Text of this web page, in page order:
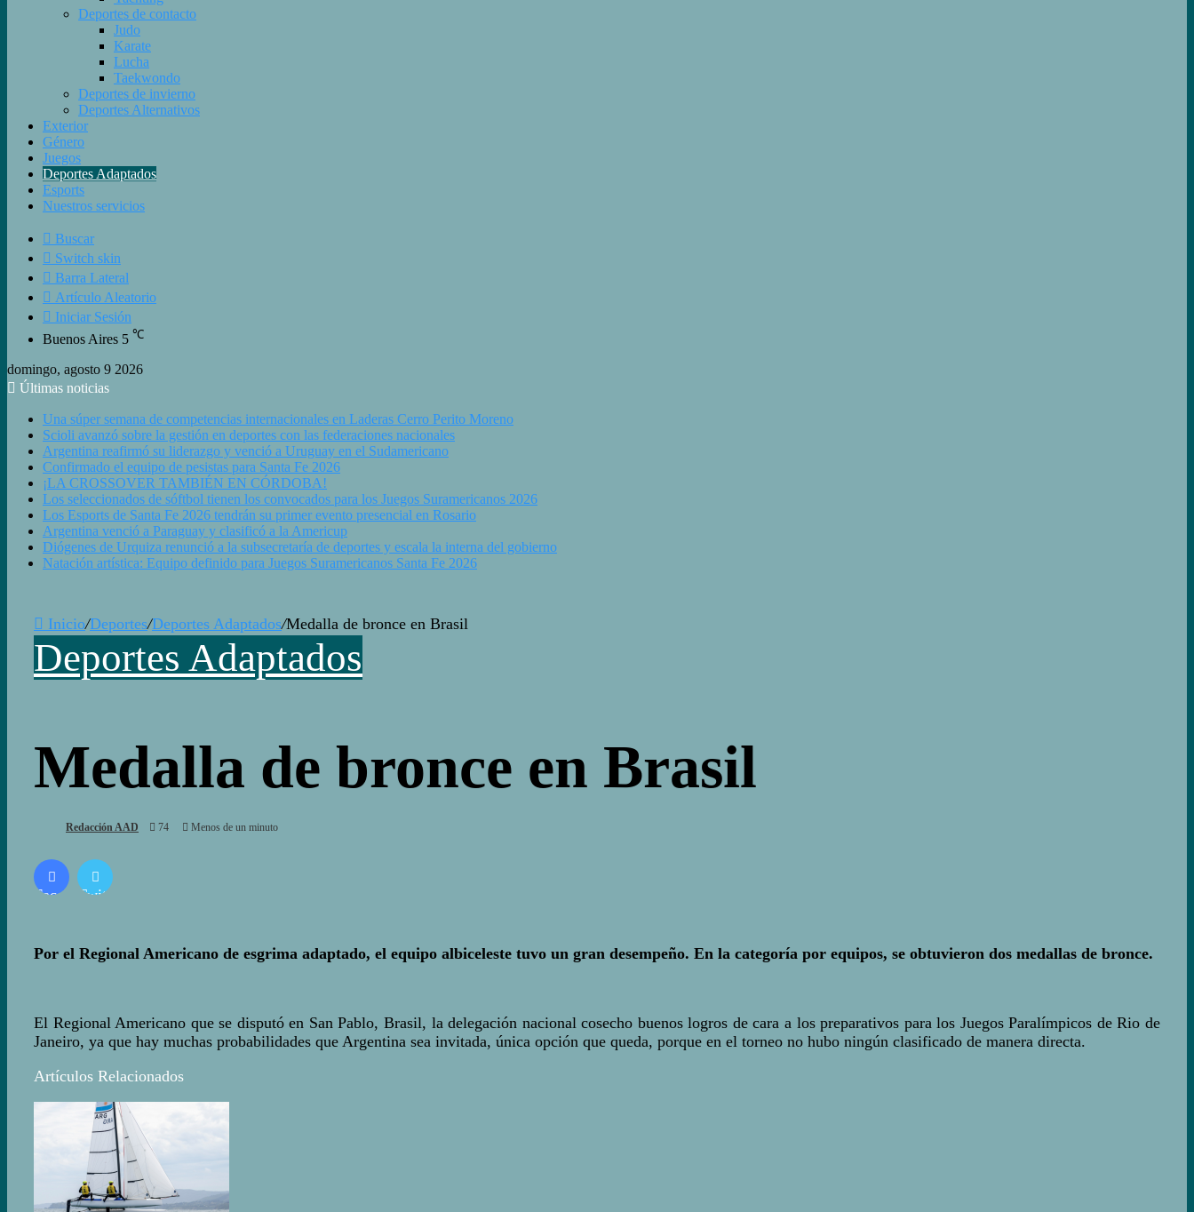
Deportes de contacto
Judo
Karate
Lucha
Taekwondo
Deportes de invierno
Deportes Alternativos
Exterior
Género
Juegos
Deportes Adaptados
Esports
Nuestros servicios
Buscar
Switch skin
Barra Lateral
Artículo Aleatorio
Iniciar Sesión
Buenos Aires 5 ℃
domingo, agosto 9 2026
Últimas noticias
Una súper semana de competencias internacionales en Laderas Cerro Perito Moreno
Scioli avanzó sobre la gestión en deportes con las federaciones nacionales
Argentina reafirmó su liderazgo y venció a Uruguay en el Sudamericano
Confirmado el equipo de pesistas para Santa Fe 2026
¡LA CROSSOVER TAMBIÉN EN CÓRDOBA!
Los seleccionados de sóftbol tienen los convocados para los Juegos Suramericanos 2026
Los Esports de Santa Fe 2026 tendrán su primer evento presencial en Rosario
Argentina venció a Paraguay y clasificó a la Americup
Diógenes de Urquiza renunció a la subsecretaría de deportes y escala la interna del gobierno
Natación artística: Equipo definido para Juegos Suramericanos Santa Fe 2026
Inicio/Deportes/Deportes Adaptados/Medalla de bronce en Brasil
Deportes Adaptados
Medalla de bronce en Brasil
Redacción AAD 74 Menos de un minuto
FacebookTwitter
Por el Regional Americano de esgrima adaptado, el equipo albiceleste tuvo un gran desempeño. En la categoría por equipos, se obtuvieron dos medallas de bronce.
El Regional Americano que se disputó en San Pablo, Brasil, la delegación nacional cosecho buenos logros de cara a los preparativos para los Juegos Paralímpicos de Rio de
Janeiro, ya que hay muchas probabilidades que Argentina sea invitada, única opción que queda, porque en el torneo no hubo ningún clasificado de manera directa.
Artículos Relacionados